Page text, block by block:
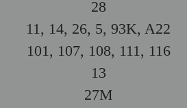
28
11, 14, 26, 5, 93K, A22
101, 107, 108, 111, 116
13
27M